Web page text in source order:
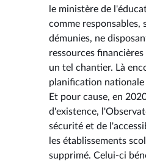
le ministère de
comme responsables,
démunies, ne
ressources
un tel chantier. Là
planification nationale
Et pour cause, en
d'existence,
sécurité et de
les établissements
supprimé. Celui-ci